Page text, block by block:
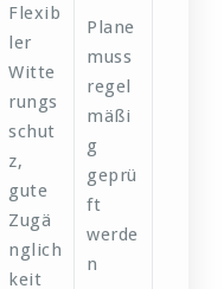
Flexib
ler
Witte
rungs
schut
z,
gute
Zugä
nglich
keit
Plane
muss
regel
mäßi
g
geprü
ft
werde
n